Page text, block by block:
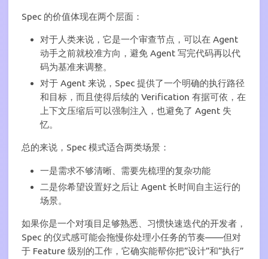
Spec 的价值体现在两个层面：
对于人类来说，它是一个审查节点，可以在 Agent
动手之前就校准方向，避免 Agent 写完代码再以代
码为基准来调整。
对于 Agent 来说，Spec 提供了一个明确的执行路径
和目标，而且使得后续的 Verification 有据可依，在
上下文压缩后可以强制注入，也避免了 Agent 失
忆。
总的来说，Spec 模式适合两类场景：
一是需求不够清晰、需要先梳理的复杂功能
二是你希望设置好之后让 Agent 长时间自主运行的
场景。
如果你是一个对项目足够熟悉、习惯快速迭代的开发者，
Spec 的仪式感可能会拖慢你处理小任务的节奏——但对
于 Feature 级别的工作，它确实能帮你把”设计”和”执行”